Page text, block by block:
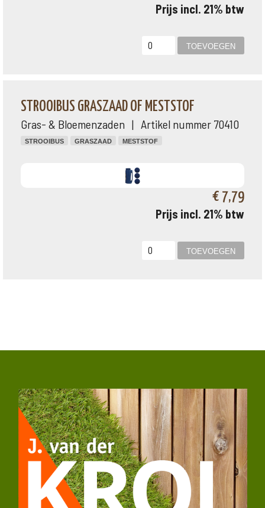
Prijs incl. 21% btw
STROOIBUS GRASZAAD OF MESTSTOF
Gras- & Bloemenzaden | Artikel nummer 70410
STROOIBUS GRASZAAD MESTSTOF
€ 7,79
Prijs incl. 21% btw